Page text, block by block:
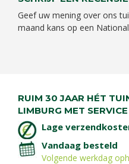
Geef uw mening over ons
maand kans op een
RUIM 30 JAAR HÉT
LIMBURG MET SERVICE
Lage
Vandaag besteld
Volgende werkdag